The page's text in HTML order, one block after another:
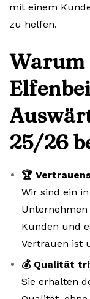
mit einem
zu helfen.
Warum
25/26
🏆
Wir sind ein
Kunden und
Vertrauen ist
💰 Qualität
Sie erhalten